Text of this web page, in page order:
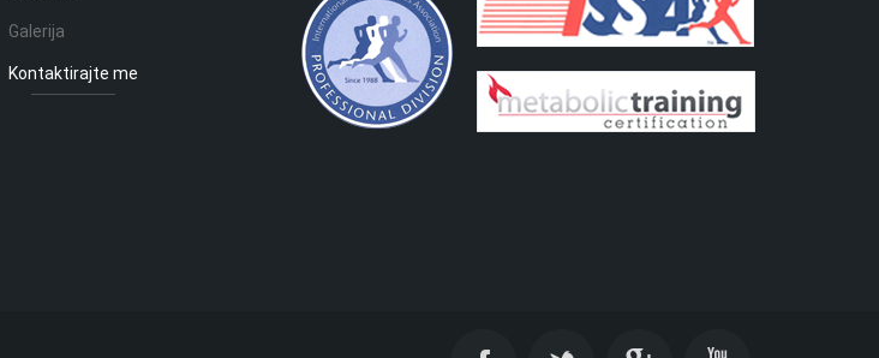
Galerija
Kontaktirajte me